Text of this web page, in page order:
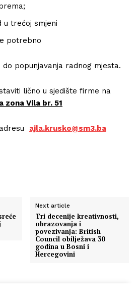
u trećoj smjeni
potrebno
popunjavanja radnog mjesta.
lično u sjedište firme na
zona Vila br. 51
ajla.krusko@sm3.ba
Next article
Tri decenije kreativnosti,
obrazovanja i
povezivanja: British
Council obilježava 30
godina u Bosni i
Hercegovini